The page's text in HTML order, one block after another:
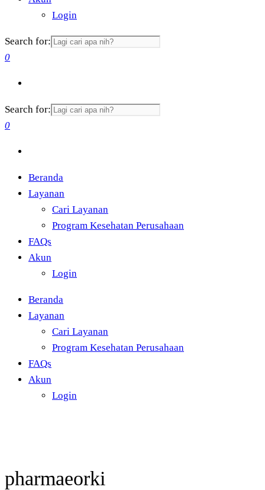
Login
Search for:
0
Search for:
0
Beranda
Layanan
Cari Layanan
Program Kesehatan Perusahaan
FAQs
Akun
Login
Beranda
Layanan
Cari Layanan
Program Kesehatan Perusahaan
FAQs
Akun
Login
pharmaeorki